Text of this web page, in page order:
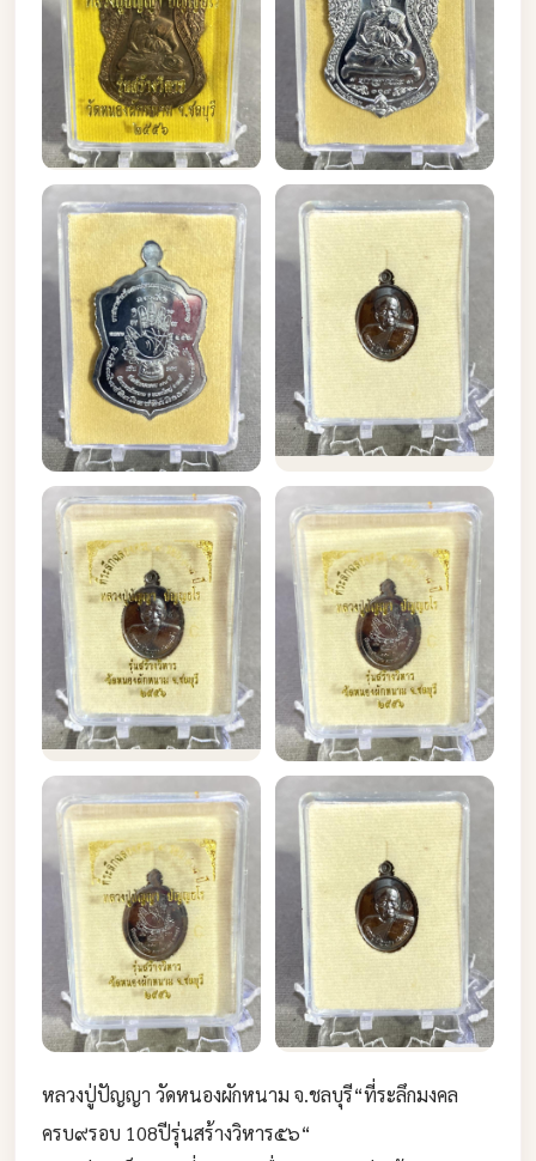
หลวงปู่ปัญญา วัดหนองผักหนาม จ.ชลบุรี“ที่ระลึกมงคล
ครบ๙รอบ 108ปีรุ่นสร้างวิหาร๕๖“